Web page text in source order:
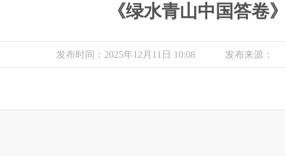
《绿水青山中国答卷》
发布时间：2025年12月11日 10:08 发布来源：